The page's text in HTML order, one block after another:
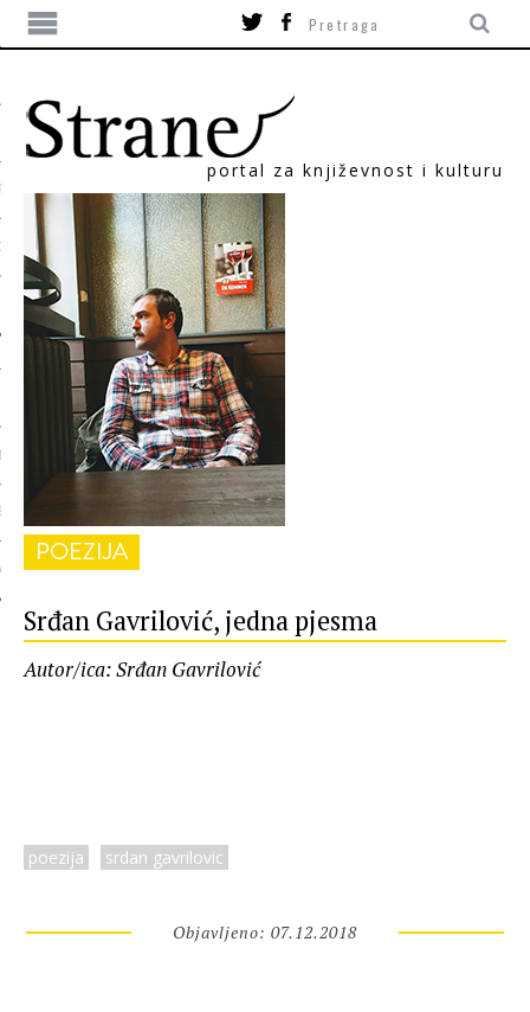
portal za književnost i kulturu
POEZIJA
Srđan Gavrilović, jedna pjesma
Autor/ica: Srđan Gavrilović
poezija srdan gavrilovic
Objavljeno: 07.12.2018